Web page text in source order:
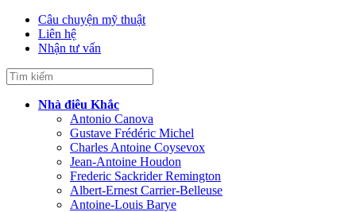
Câu chuyện mỹ thuật
Liên hệ
Nhận tư vấn
Nhà điêu Khắc
Antonio Canova
Gustave Frédéric Michel
Charles Antoine Coysevox
Jean-Antoine Houdon
Frederic Sackrider Remington
Albert-Ernest Carrier-Belleuse
Antoine-Louis Barye